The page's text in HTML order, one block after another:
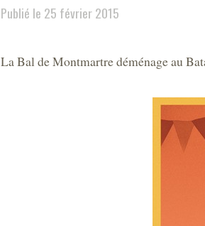
Publié le 25 février 2015
La Bal de Montmartre déménage au